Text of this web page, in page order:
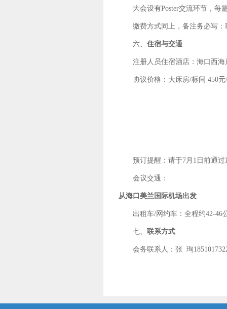
大会设有Poster交流环节，每
缴费方式同上，备注务必写：
六、 住宿与交通
注册人员住宿酒店：海口西
协议价格：大床房/标间 450
预订提醒：请于7月1日前通
会议交通：
从海口美兰国际机场出发
出租车/网约车：全程约42-46
七、 联系方式
会务联系人：张 珣